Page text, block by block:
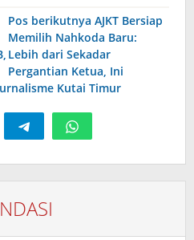
Pos berikutnya AJKT Bersiap
Memilih Nahkoda Baru:
Lebih dari Sekadar
Pergantian Ketua, Ini
Kutai Timur